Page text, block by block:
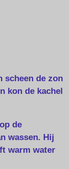
scheen de zon
kon de kachel
de
wassen. Hij
warm water